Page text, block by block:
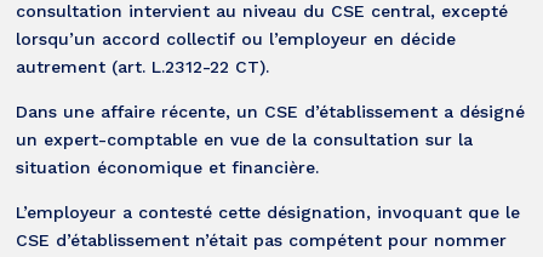
consultation intervient au niveau du CSE central, excepté
lorsqu’un accord collectif ou l’employeur en décide
autrement (art. L.2312-22 CT).
Dans une affaire récente, un CSE d’établissement a désigné
un expert-comptable en vue de la consultation sur la
situation économique et financière.
L’employeur a contesté cette désignation, invoquant que le
CSE d’établissement n’était pas compétent pour nommer